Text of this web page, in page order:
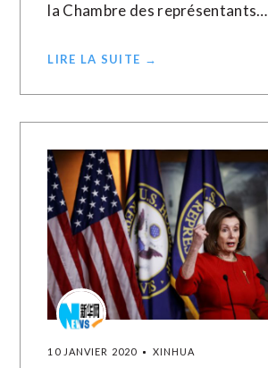
la Chambre des représentants…
LIRE LA SUITE →
10 JANVIER 2020 XINHUA